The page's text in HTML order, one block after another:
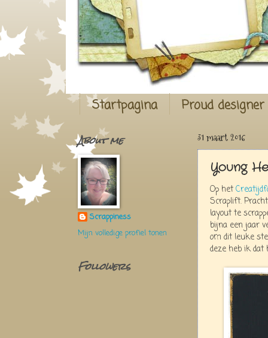
Startpagina Proud
31 maart 2016
Young
Op het
Scraplift.
layout te
bijna een jaar
om dit leuke
deze heb ik dat
About me
Scrappiness
Mijn volledige profiel tonen
Followers